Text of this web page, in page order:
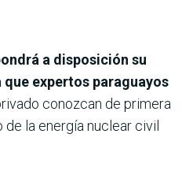
a disposición su
expertos paraguayos
conozcan de primera
la energía nuclear civil